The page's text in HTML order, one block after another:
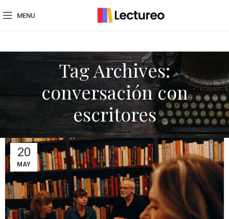
MENU
Tag Archives:
conversación con
escritores
20
MAY